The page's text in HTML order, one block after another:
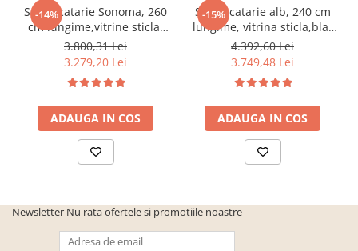
-14%
Set Bucatarie Sonoma, 260
cm lungime,vitrine sticla,
blat termorezistent
inclus,Bortis Impex
3.800,31 Lei
3.279,20 Lei
ADAUGA IN COS
-15%
Set Bucatarie alb, 240 cm
lungime, vitrina sticla,blat
termorezistent inclus,Bortis
Impex
4.392,60 Lei
3.749,48 Lei
ADAUGA IN COS
Newsletter Nu rata ofertele si promotiile noastre